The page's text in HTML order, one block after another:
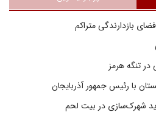
بازدارندگی متراکم
تنگه هرمز
با رئیس جمهور آذربایجان
شهرک‌سازی در بیت‌ لحم